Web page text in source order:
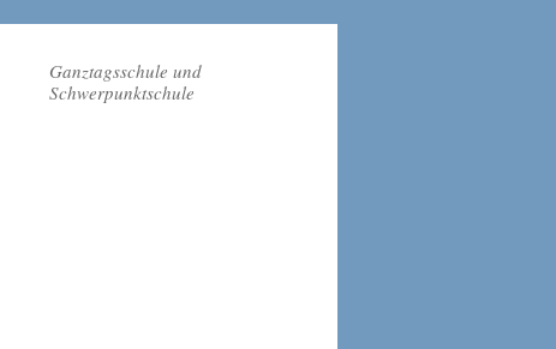
Ganztagsschule und
Schwerpunktschule